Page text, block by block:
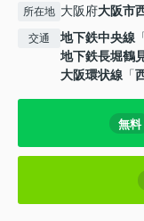
所在地 大阪府大阪市
交通 地下鉄中央線
地下鉄長堀鶴
大阪環状線 「
無料